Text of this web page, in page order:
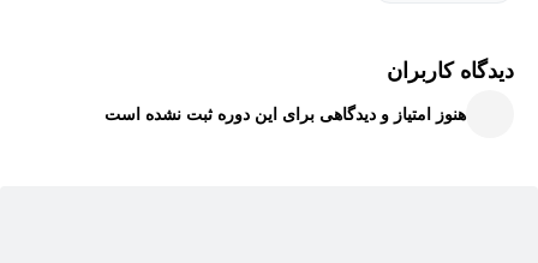
ضعفِ متریال نیست، بلکه مستقیماً از ناپایداری هندسی سازه نشأت
می‌گیرد. در این پدیده، یک ستون یا پروفیل تحت بار فشاری، پیش از
آنکه تنش در آن به حد تسلیم ماده برسد، به دلیل عدم توانایی در حفظ
دیدگاه کاربران
هنوز امتیاز و دیدگاهی برای این دوره ثبت نشده است